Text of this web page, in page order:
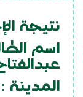
نتيجة
اسم
المدينة :